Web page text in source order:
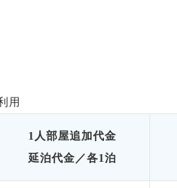
用
1人部屋追加代金
延泊代金／各1泊